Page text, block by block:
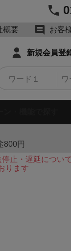
概要 お客
新規会員登
800円
止・遅延について
ります